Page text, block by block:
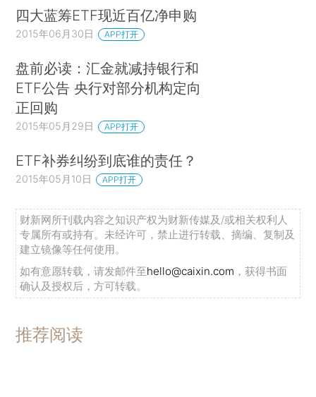
四大蓝筹ETF现近百亿净申购
2015年06月30日 APP打开
盘前必读：汇金就减持银行和
ETF公告 央行对部分机构定向
正回购
2015年05月29日 APP打开
ETF补券纠纷到底谁的责任？
2015年05月10日 APP打开
财新网所刊载内容之知识产权为财新传媒及/或相关权利人
专属所有或持有。未经许可，禁止进行转载、摘编、复制及
建立镜像等任何使用。
如有意愿转载，请发邮件至hello@caixin.com ，获得书面
确认及授权后，方可转载。
推荐阅读